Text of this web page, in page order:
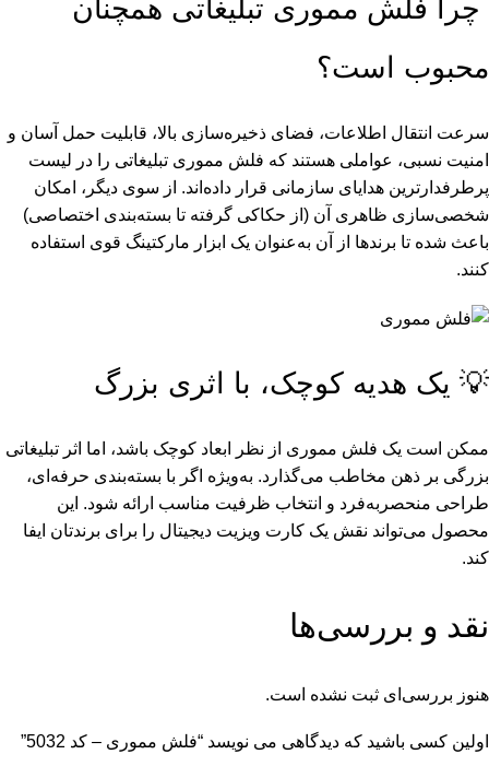
چرا فلش مموری تبلیغاتی همچنان
محبوب است؟
سرعت انتقال اطلاعات، فضای ذخیره‌سازی بالا، قابلیت حمل آسان و
امنیت نسبی، عواملی هستند که فلش مموری تبلیغاتی را در لیست
پرطرفدارترین هدایای سازمانی قرار داده‌اند. از سوی دیگر، امکان
شخصی‌سازی ظاهری آن (از حکاکی گرفته تا بسته‌بندی اختصاصی)
باعث شده تا برندها از آن به‌عنوان یک ابزار مارکتینگ قوی استفاده
کنند.
💡 یک هدیه کوچک، با اثری بزرگ
ممکن است یک فلش مموری از نظر ابعاد کوچک باشد، اما اثر تبلیغاتی
بزرگی بر ذهن مخاطب می‌گذارد. به‌ویژه اگر با بسته‌بندی حرفه‌ای،
طراحی منحصر‌به‌فرد و انتخاب ظرفیت مناسب ارائه شود. این
محصول می‌تواند نقش یک کارت ویزیت دیجیتال را برای برندتان ایفا
کند.
نقد و بررسی‌ها
هنوز بررسی‌ای ثبت نشده است.
اولین کسی باشید که دیدگاهی می نویسد “فلش مموری – کد 5032”